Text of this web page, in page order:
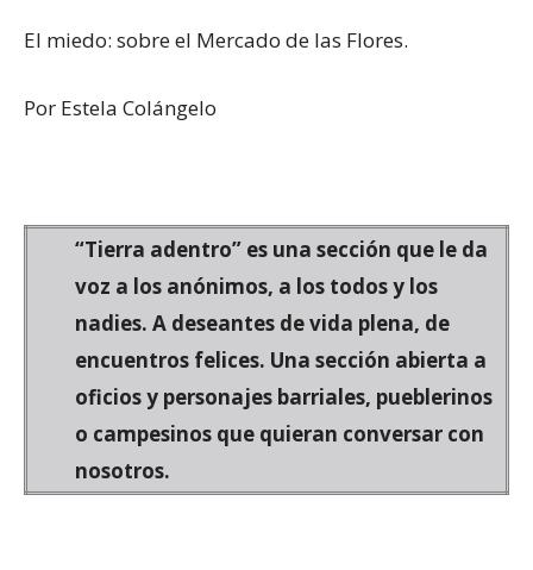
El miedo: sobre el Mercado de las Flores.
Por Estela Colángelo
“Tierra adentro” es una sección que le da
voz a los anónimos, a los todos y los
nadies. A deseantes de vida plena, de
encuentros felices. Una sección abierta a
oficios y personajes barriales, pueblerinos
o campesinos que quieran conversar con
nosotros.